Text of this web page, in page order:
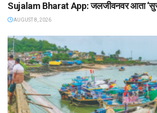
Sujalam Bharat App: जलजीवनवर आता
AUGUST 8, 2026